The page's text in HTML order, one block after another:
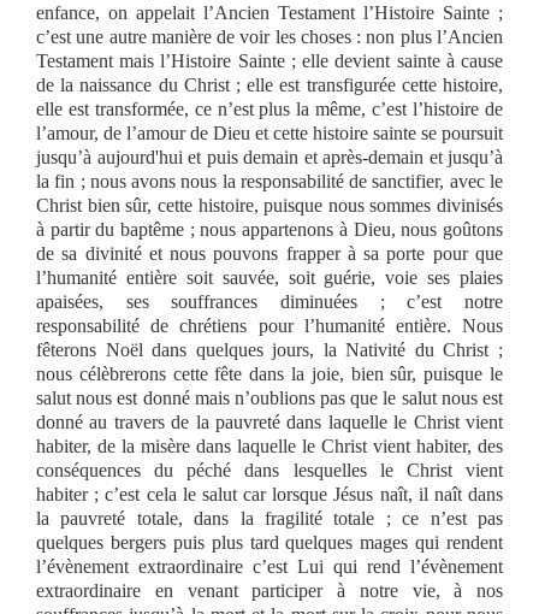
enfance, on appelait l’Ancien Testament l’Histoire Sainte ;
c’est une autre manière de voir les choses : non plus l’Ancien
Testament mais l’Histoire Sainte ; elle devient sainte à cause
de la naissance du Christ ; elle est transfigurée cette histoire,
elle est transformée, ce n’est plus la même, c’est l’histoire de
l’amour, de l’amour de Dieu et cette histoire sainte se poursuit
jusqu’à aujourd'hui et puis demain et après-demain et jusqu’à
la fin ; nous avons nous la responsabilité de sanctifier, avec le
Christ bien sûr, cette histoire, puisque nous sommes divinisés
à partir du baptême ; nous appartenons à Dieu, nous goûtons
de sa divinité et nous pouvons frapper à sa porte pour que
l’humanité entière soit sauvée, soit guérie, voie ses plaies
apaisées, ses souffrances diminuées ; c’est notre
responsabilité de chrétiens pour l’humanité entière. Nous
fêterons Noël dans quelques jours, la Nativité du Christ ;
nous célèbrerons cette fête dans la joie, bien sûr, puisque le
salut nous est donné mais n’oublions pas que le salut nous est
donné au travers de la pauvreté dans laquelle le Christ vient
habiter, de la misère dans laquelle le Christ vient habiter, des
conséquences du péché dans lesquelles le Christ vient
habiter ; c’est cela le salut car lorsque Jésus naît, il naît dans
la pauvreté totale, dans la fragilité totale ; ce n’est pas
quelques bergers puis plus tard quelques mages qui rendent
l’évènement extraordinaire c’est Lui qui rend l’évènement
extraordinaire en venant participer à notre vie, à nos